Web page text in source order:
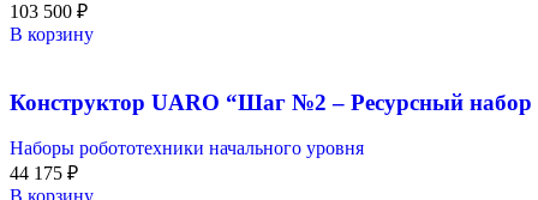
103 500 ₽
В корзину
Конструктор UARO “Шаг №2 – Ресурсный набор
Наборы робототехники начального уровня
44 175 ₽